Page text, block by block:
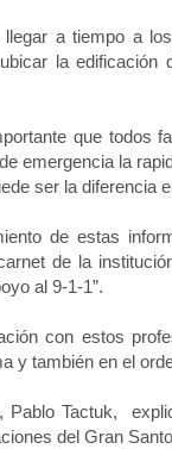
a tiempo a
la edificación
que todos
emergencia la
ser la diferencia
de estas
de la
al 9-1-1”.
con estos
y también en el
Pablo Tactuk,
del Gran